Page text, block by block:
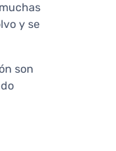
y se
son